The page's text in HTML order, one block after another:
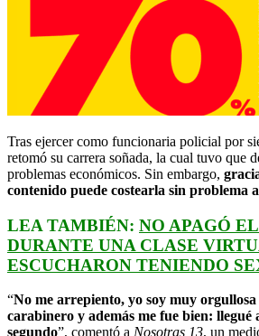
Tras ejercer como funcionaria policial por
retomó su carrera soñada, la cual tuvo que
problemas económicos. Sin embargo,
contenido puede costearla sin problema
LEA TAMBIÉN: NO APAGÓ
DURANTE UNA CLASE
ESCUCHARON TENIENDO
“No me arrepiento, yo soy muy
carabinero y además me fue bien: llegué
segundo”, comentó a Nosotras 13, un